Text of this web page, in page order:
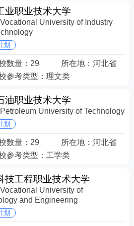
业职业技术大学
University of Industry
划
数量： 29 所在地： 河北省
参考类型：理文类
油职业技术大学
University of Technology
划
数量： 29 所在地： 河北省
参考类型： 工学类
技工程职业技术大学
University of
and Engineering
划